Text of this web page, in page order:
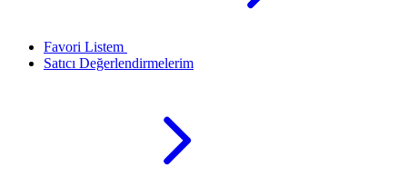
Favori Listem
Satıcı Değerlendirmelerim